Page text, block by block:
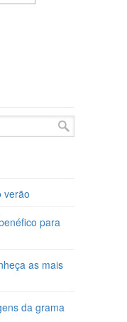
verão
para
as mais
da grama